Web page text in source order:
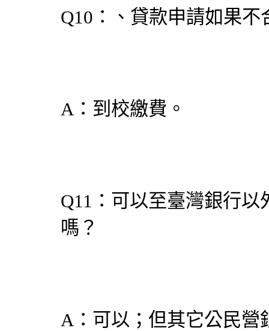
Q10：、貸款申請如果不
A：到校繳費。
Q11：可以至臺灣銀行
嗎？
A：可以；但其它公民營